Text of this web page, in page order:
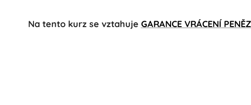
Na tento kurz se vztahuje GARANCE VRÁCENÍ PENĚZ